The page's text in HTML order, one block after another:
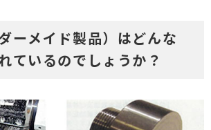
ーメイド製品）はどんな
ているのでしょうか？